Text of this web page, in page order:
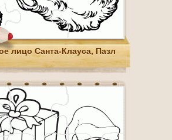
лицо Санта-Клауса, Пазл